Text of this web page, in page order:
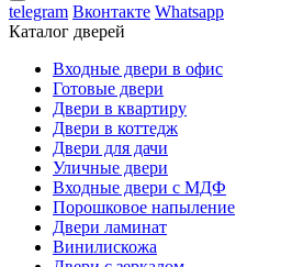
telegram Вконтакте Whatsapp
Каталог дверей
Входные двери в офис
Готовые двери
Двери в квартиру
Двери в коттедж
Двери для дачи
Уличные двери
Входные двери с МДФ
Порошковое напыление
Двери ламинат
Винилискожа